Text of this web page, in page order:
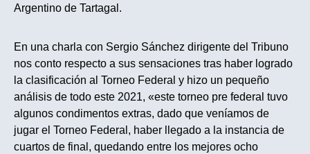
Argentino de Tartagal.
En una charla con Sergio Sánchez dirigente del Tribuno
nos conto respecto a sus sensaciones tras haber logrado
la clasificación al Torneo Federal y hizo un pequeño
análisis de todo este 2021, «este torneo pre federal tuvo
algunos condimentos extras, dado que veníamos de
jugar el Torneo Federal, haber llegado a la instancia de
cuartos de final, quedando entre los mejores ocho